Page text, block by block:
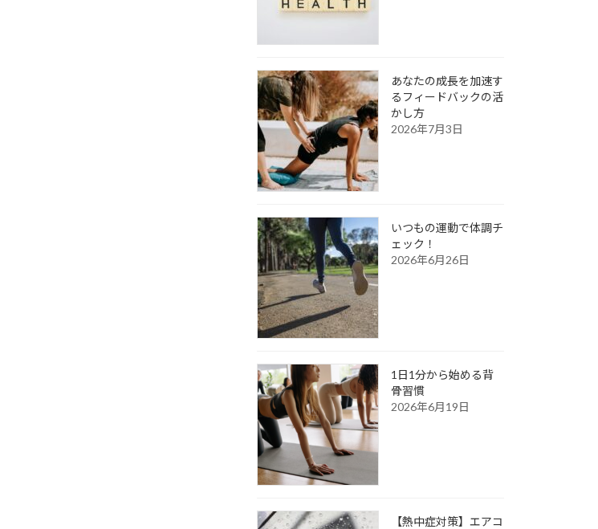
あなたの成長を加速す
るフィードバックの活
かし方
2026年7月3日
いつもの運動で体調チ
ェック！
2026年6月26日
1日1分から始める背
骨習慣
2026年6月19日
【熱中症対策】エアコ